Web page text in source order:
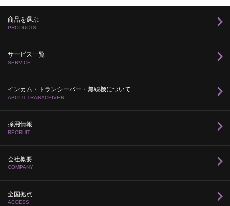
商品を選ぶ
PRODUCTS
サービス一覧
SERVICE
インカム・トランシーバー・無線機について
ABOUT TRANACEIVER
採用情報
RECRUIT
会社概要
COMPANY
全国拠点
ACCESS